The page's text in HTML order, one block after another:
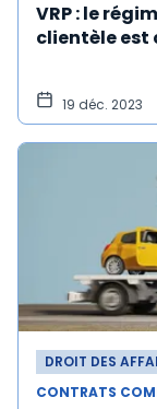
VRP : le
clientèle est
19 déc. 2023
DROIT DES
CONTRATS